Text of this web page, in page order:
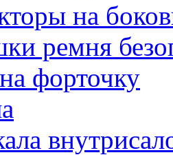
на
ремня
форточку